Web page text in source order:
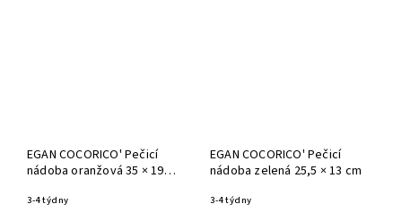
EGAN COCORICO' Pečicí
nádoba oranžová 35 × 19
3-4 týdny
EGAN COCORICO' Pečicí
nádoba zelená 25,5 × 13 cm
3-4 týdny